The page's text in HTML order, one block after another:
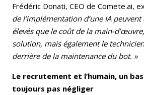
Frédéric Donati, CEO de Comete.ai,
de l’implémentation d’une IA
élevés que le coût de la main-
solution, mais également le
derrière de la maintenance du bot. »
Le recrutement et l’humain, un
toujours pas négliger